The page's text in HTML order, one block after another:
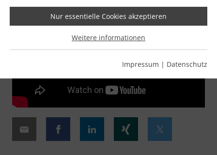
Nur essentielle Cookies akzeptieren
Weitere informationen
Impressum | Datenschutz